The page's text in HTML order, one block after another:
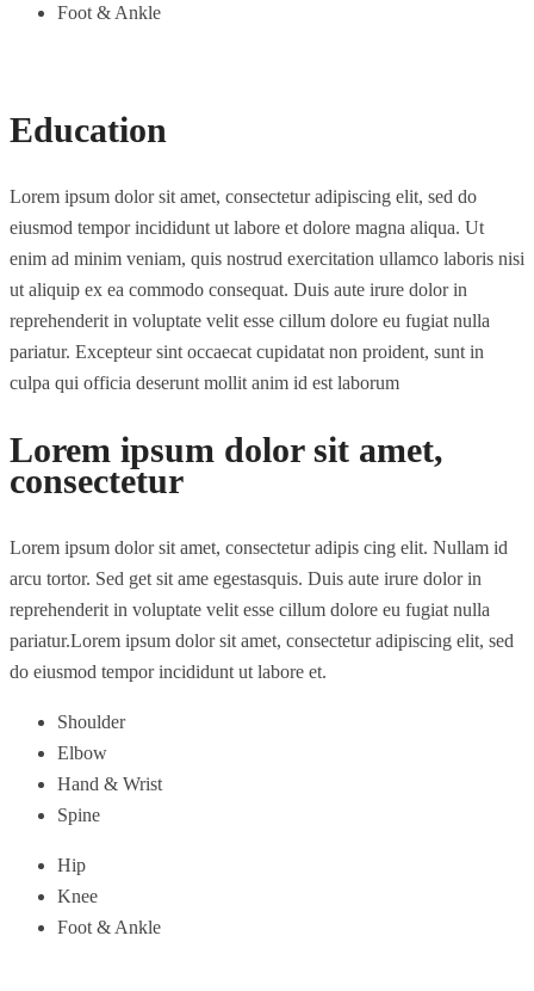
Foot & Ankle
Education
Lorem ipsum dolor sit amet, consectetur adipiscing elit, sed do
eiusmod tempor incididunt ut labore et dolore magna aliqua. Ut
enim ad minim veniam, quis nostrud exercitation ullamco laboris nisi
ut aliquip ex ea commodo consequat. Duis aute irure dolor in
reprehenderit in voluptate velit esse cillum dolore eu fugiat nulla
pariatur. Excepteur sint occaecat cupidatat non proident, sunt in
culpa qui officia deserunt mollit anim id est laborum
Lorem ipsum dolor sit amet,
consectetur
Lorem ipsum dolor sit amet, consectetur adipis cing elit. Nullam id
arcu tortor. Sed get sit ame egestasquis. Duis aute irure dolor in
reprehenderit in voluptate velit esse cillum dolore eu fugiat nulla
pariatur.Lorem ipsum dolor sit amet, consectetur adipiscing elit, sed
do eiusmod tempor incididunt ut labore et.
Shoulder
Elbow
Hand & Wrist
Spine
Hip
Knee
Foot & Ankle